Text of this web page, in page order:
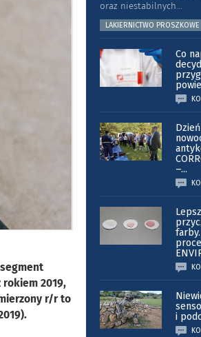
rokiem 2019,
r/r to
oraz niestabilnych...
LAKIERNICTWO PROSZKOWE
Co
–...
i